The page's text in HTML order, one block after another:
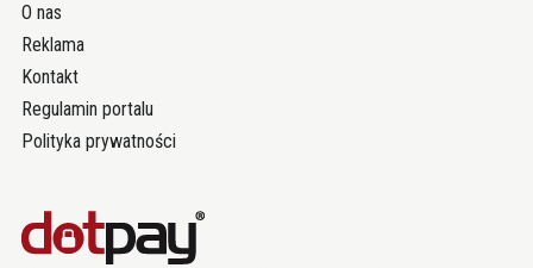
O nas
Reklama
Kontakt
Regulamin portalu
Polityka prywatności